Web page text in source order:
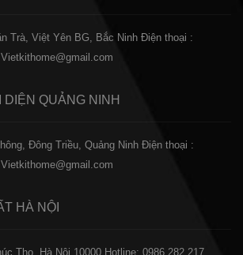
Trà, Việt Yên BG, Bắc Ninh Điện thoại :
DIỆN QUẢNG NINH
Đông Triều, Quảng Ninh Điện thoại :
HÀ NỘI
Thọ, Hà Nội 10000 Hotline: 0986.282.217